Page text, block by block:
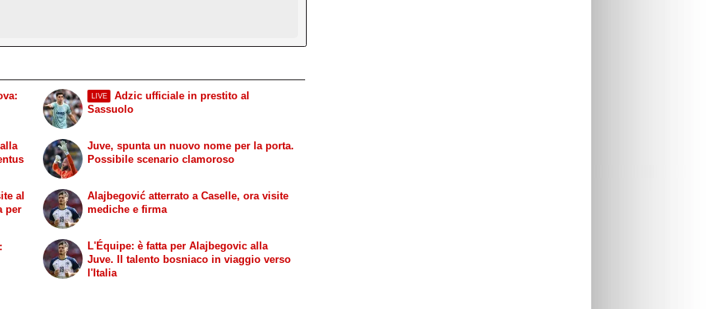
LIVE
Adzic ufficiale in prestito al
Sassuolo
Juve, spunta un nuovo nome per la porta.
Possibile scenario clamoroso
al
per
Alajbegović atterrato a Caselle, ora visite
mediche e firma
L'Équipe: è fatta per Alajbegovic alla
Juve. Il talento bosniaco in viaggio verso
l'Italia